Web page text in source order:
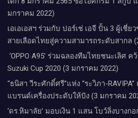
มกราคม 2022)
เอเอเอสฯ ร่วมกับ ปอร์เช่ เอจี ปั้น 3 ผู้เชี่
สายเลือดไทยสู่ความสามารถระดับสากล
‘OPPO A95’ ร่วมฉลองทีมไทยชนะเลิศ ค
Suzuki Cup 2020 (3 มกราคม 2022)
“ธนิสา วีระศักดิ์ศรี”แห่ง “ระวิภา-
แบรนด์เครื่องประดับให้ปัง (3 มกราคม
‘ดร.หิมาลัย’ มอบเงิน 1 แสน โบว์ลิ่งบางก